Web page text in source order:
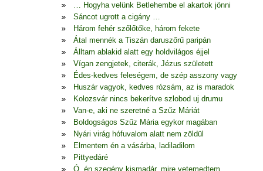
… Hogyha velünk Betlehembe el akartok jönni
Sáncot ugrott a cigány …
Három fehér szőlőtőke, három fekete
Átal mennék a Tiszán daruszőrű paripán
Álltam ablakid alatt egy holdvilágos éjjel
Vígan zengjetek, citerák, Jézus született
Édes-kedves feleségem, de szép asszony vagy
Huszár vagyok, kedves rózsám, az is maradok
Kolozsvár nincs bekerítve szlobod uj drumu
Van-e, aki ne szeretné a Szűz Máriát
Boldogságos Szűz Mária egykor magában
Nyári virág hófuvalom alatt nem zöldül
Elmentem én a vásárba, ladiladilom
Pittyedáré
Ó, én szegény kismadár, mire vetemedtem